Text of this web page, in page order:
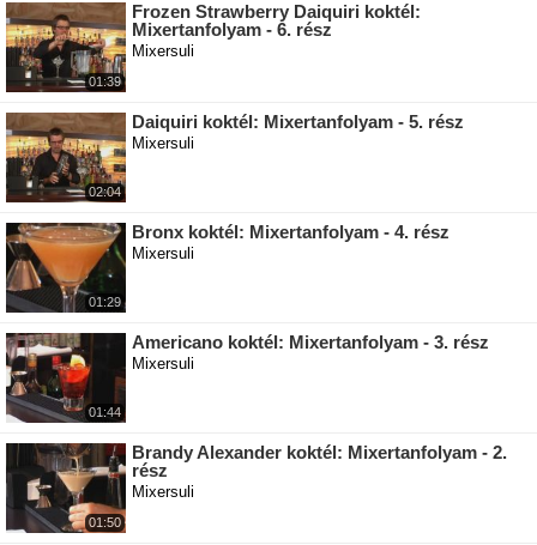
01:39
Frozen Strawberry Daiquiri koktél:
Mixertanfolyam - 6. rész
Mixersuli
02:04
Daiquiri koktél: Mixertanfolyam - 5. rész
Mixersuli
01:29
Bronx koktél: Mixertanfolyam - 4. rész
Mixersuli
01:44
Americano koktél: Mixertanfolyam - 3. rész
Mixersuli
01:50
Brandy Alexander koktél: Mixertanfolyam - 2.
rész
Mixersuli